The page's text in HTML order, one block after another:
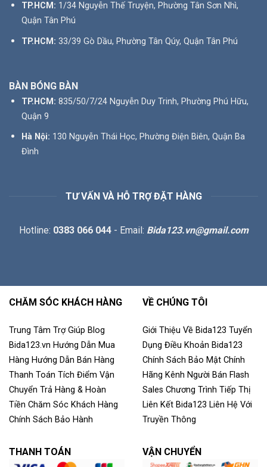
TP.HCM: 1/34 Nguyễn Thế Truyện, Phường Tân Sơn Nhì,
Quận Tân Phú
TP.HCM: 33/39 Gò Dầu, Phường Tân Qúy, Quận Tân Phú
BÀN BÓNG BÀN
TP.HCM: 835/50/7/24 Nguyễn Duy Trinh, Phường Phú Hữu,
Quận 9
Hà Nội: 130 Nguyễn Thái Học, Phường Điện Biên, Quận Ba
Đình
TƯ VẤN VÀ HỖ TRỢ ĐẶT HÀNG
Hotline: 0383 066 044- Email: Bida123.vn@gmail.com
CHĂM SÓC KHÁCH HÀNG
Trung Tâm Trợ Giúp Blog
Bida123.vn Hướng Dẫn Mua
Hàng Hướng Dẫn Bán Hàng
Thanh Toán Tích Điểm Vận
Chuyển Trả Hàng & Hoàn
Tiền Chăm Sóc Khách Hàng
Chính Sách Bảo Hành
VỀ CHÚNG TÔI
Giới Thiệu Về Bida123 Tuyển
Dụng Điều Khoản Bida123
Chính Sách Bảo Mật Chính
Hãng Kênh Người Bán Flash
Sales Chương Trình Tiếp Thị
Liên Kết Bida123 Liên Hệ Với
Truyền Thông
THANH TOÁN VẬN CHUYỂN